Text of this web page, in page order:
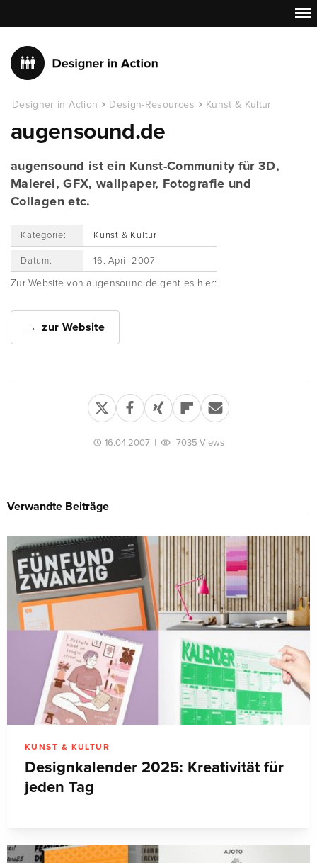
Designer in Action Design-Resources Kunst & Kultur
augensound.de
augensound ist ein Kunst-Community für 3D,
Malerei, GFX, wallpaper, Fotografie und
Collagen etc.
Kategorie: Kunst & Kultur
Datum: 16. April 2007
Zur Website von augensound.de geht es hier:
zur Website
16.04.2007 | 7035 Views
Verwandte Beiträge
KUNST & KULTUR
Designkalender 2025: Kreativität für
jeden Tag